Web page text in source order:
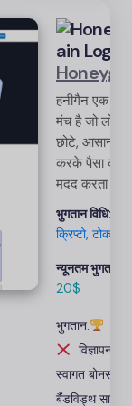
हनीगैन एक
मंच है जो लोगों
छोटे, आसान
करके पैसा
मदद करता है।
कार्यों को पूरा
में 3-5 मिनट
समय लें और
माह +$100
आसान,
सुलभ
भुगतान विधि:
क्रिप्टो, टोकन
न्यूनतम भुगतान:
20$
भुगतान:
विज्ञापन:
स्वागत बोनस
बैंडविड्थ